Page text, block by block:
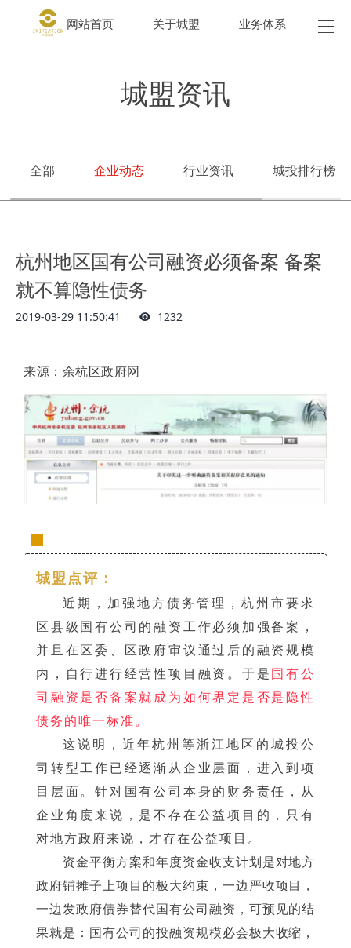
网站首页 关于城盟 业务体系 城
城盟资讯
全部 企业动态 行业资讯 城投排行榜
杭州地区国有公司融资必须备案 备案
就不算隐性债务
2019-03-29 11:50:41 1232
来源：余杭区政府网
城盟点评：
近期，加强地方债务管理，杭州市要求
区县级国有公司的融资工作必须加强备案，
并且在区委、区政府审议通过后的融资规模
内，自行进行经营性项目融资。于是 国有公
司融资是否备案就成为如何界定是否是隐性
债务的唯一标准。
这说明，近年杭州等浙江地区的城投公
司转型工作已经逐渐从企业层面，进入到项
目层面。针对国有公司本身的财务责任，从
企业角度来说，是不存在公益项目的，只有
对地方政府来说，才存在公益项目。
资金平衡方案和年度资金收支计划是对地方
政府铺摊子上项目的极大约束，一边严收项目，
一边发政府债券替代国有公司融资，可预见的结
果就是：国有公司的投融资规模必会极大收缩，